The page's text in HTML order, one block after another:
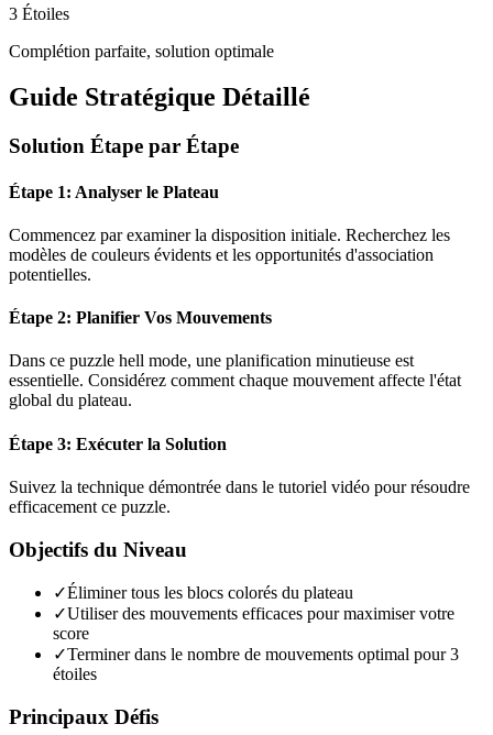
3 Étoiles
Complétion parfaite, solution optimale
Guide Stratégique Détaillé
Solution Étape par Étape
Étape 1: Analyser le Plateau
Commencez par examiner la disposition initiale. Recherchez les
modèles de couleurs évidents et les opportunités d'association
potentielles.
Étape 2: Planifier Vos Mouvements
Dans ce puzzle hell mode, une planification minutieuse est
essentielle. Considérez comment chaque mouvement affecte l'état
global du plateau.
Étape 3: Exécuter la Solution
Suivez la technique démontrée dans le tutoriel vidéo pour résoudre
efficacement ce puzzle.
Objectifs du Niveau
✓Éliminer tous les blocs colorés du plateau
✓Utiliser des mouvements efficaces pour maximiser votre
score
✓Terminer dans le nombre de mouvements optimal pour 3
étoiles
Principaux Défis